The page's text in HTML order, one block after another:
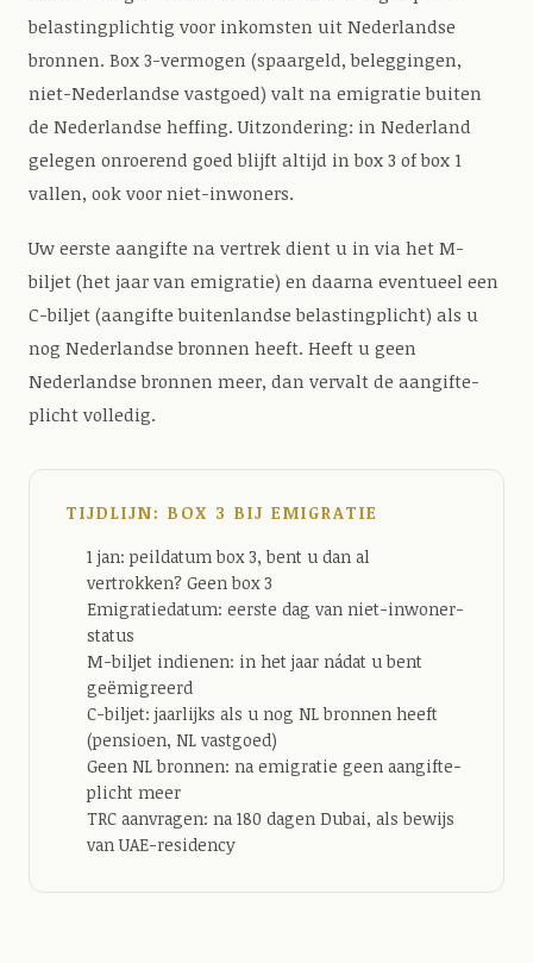
belastingplichtig voor inkomsten uit Nederlandse
bronnen. Box 3-vermogen (spaargeld, beleggingen,
niet-Nederlandse vastgoed) valt na emigratie buiten
de Nederlandse heffing. Uitzondering: in Nederland
gelegen onroerend goed blijft altijd in box 3 of box 1
vallen, ook voor niet-inwoners.
Uw eerste aangifte na vertrek dient u in via het M-
biljet (het jaar van emigratie) en daarna eventueel een
C-biljet (aangifte buitenlandse belastingplicht) als u
nog Nederlandse bronnen heeft. Heeft u geen
Nederlandse bronnen meer, dan vervalt de aangifte-
plicht volledig.
TIJDLIJN: BOX 3 BIJ EMIGRATIE
1 jan: peildatum box 3, bent u dan al
vertrokken? Geen box 3
Emigratiedatum: eerste dag van niet-inwoner-
status
M-biljet indienen: in het jaar nádat u bent
geëmigreerd
C-biljet: jaarlijks als u nog NL bronnen heeft
(pensioen, NL vastgoed)
Geen NL bronnen: na emigratie geen aangifte-
plicht meer
TRC aanvragen: na 180 dagen Dubai, als bewijs
van UAE-residency